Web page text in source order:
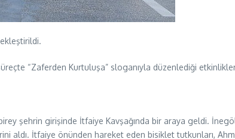
“Zaferden Kurtuluşa” sloganıyla düzenlediği
şehrin girişinde İtfaiye Kavşağında bir araya geldi.
aldı. İtfaiye önünden hareket eden bisiklet tutkunları,